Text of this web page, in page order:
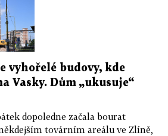
vyhořelé budovy, kde
Vasky. Dům „ukusuje“
dopoledne začala bourat
továrním areálu ve Zlíně,